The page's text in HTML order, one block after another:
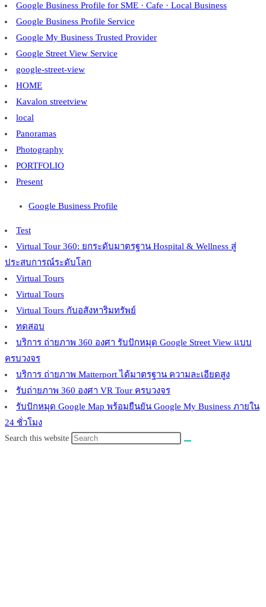
Google Business Profile for SME · Cafe · Local Business
Google Business Profile Service
Google My Business Trusted Provider
Google Street View Service
google-street-view
HOME
Kavalon streetview
local
Panoramas
Photography
PORTFOLIO
Present
Google Business Profile
Test
Virtual Tour 360: ยกระดับมาตรฐาน Hospital & Wellness สู่
ประสบการณ์ระดับโลก
Virtual Tours
Virtual Tours
Virtual Tours กับอสังหาริมทรัพย์
ทดสอบ
บริการ ถ่ายภาพ 360 องศา รับปักหมุด Google Street View แบบ
ครบวงจร
บริการ ถ่ายภาพ Matterport ได้มาตรฐาน ความละเอียดสูง
รับถ่ายภาพ 360 องศา VR Tour ครบวงจร
รับปักหมุด Google Map พร้อมยืนยัน Google My Business ภายใน
24 ชั่วโมง
Search this website